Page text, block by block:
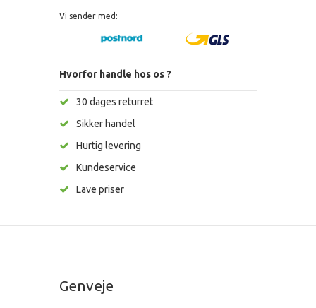
Vi sender med:
Hvorfor handle hos os ?
30 dages returret
Sikker handel
Hurtig levering
Kundeservice
Lave priser
Genveje